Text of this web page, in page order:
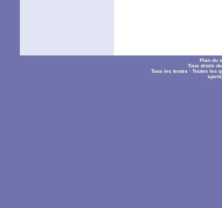
Plan du
Tous droits
Tous les textes ·Toutes les